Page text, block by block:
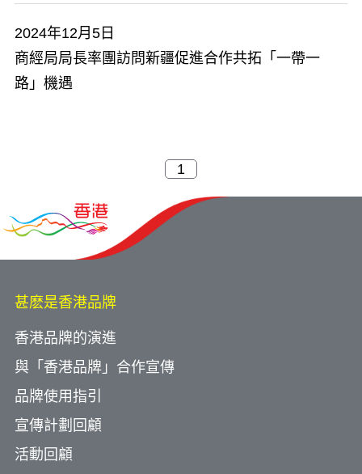
2024年12月5日
商經局局長率團訪問新疆促進合作共拓「一帶一
路」機遇
甚麽是香港品牌
香港品牌的演進
與「香港品牌」合作宣傳
品牌使用指引
宣傳計劃回顧
活動回顧